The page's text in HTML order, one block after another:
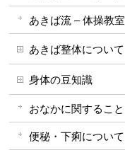
あきば流 – 体操教室
あきば整体について
身体の豆知識
おなかに関すること
便秘・下痢について